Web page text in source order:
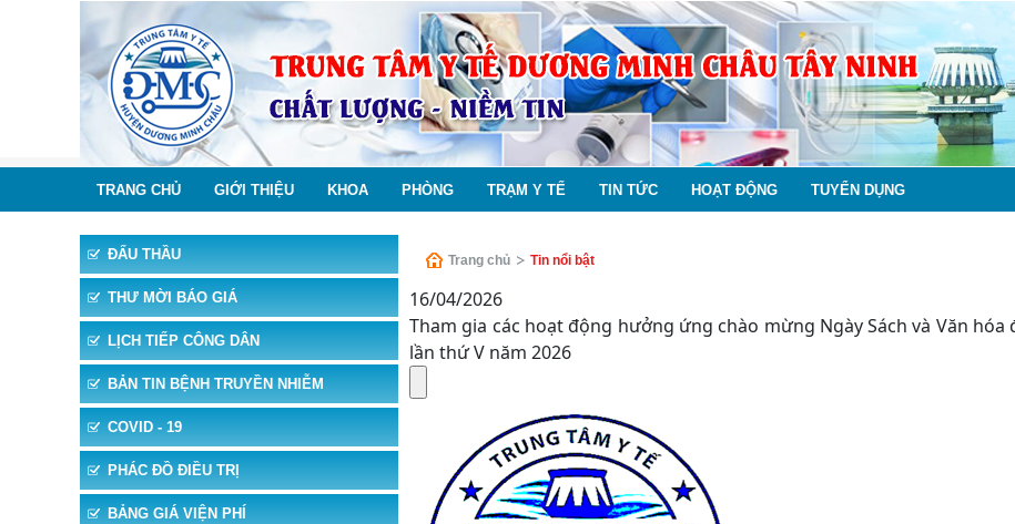
TRANG CHỦ GIỚI THIỆU KHOA PHÒNG TRẠM Y TẾ TIN TỨC HOẠT ĐỘNG TUYỂN DỤNG
ĐẤU THẦU
THƯ MỜI BÁO GIÁ
LỊCH TIẾP CÔNG DÂN
BẢN TIN BỆNH TRUYỀN NHIỄM
COVID - 19
PHÁC ĐỒ ĐIỀU TRỊ
BẢNG GIÁ VIỆN PHÍ
Trang chủ Tin nổi bật
16/04/2026
Tham gia các hoạt động hưởng ứng chào mừng Ngày Sách và Văn hóa
lần thứ V năm 2026